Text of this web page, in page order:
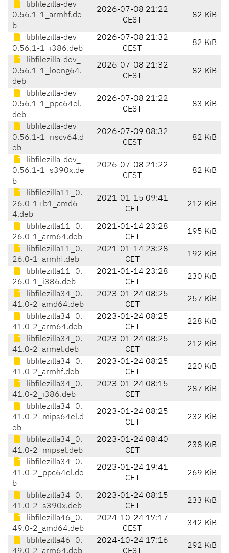
libfilezilla-dev_
0.56.1-1_armhf.de
b
2026-07-08 21:22
CEST
82 KiB
libfilezilla-dev_
0.56.1-1_i386.deb
2026-07-08 21:32
CEST
82 KiB
libfilezilla-dev_
0.56.1-1_loong64.
deb
2026-07-08 21:32
CEST
82 KiB
libfilezilla-dev_
0.56.1-1_ppc64el.
deb
2026-07-08 21:22
CEST
83 KiB
libfilezilla-dev_
0.56.1-1_riscv64.d
eb
2026-07-09 08:32
CEST
82 KiB
libfilezilla-dev_
0.56.1-1_s390x.de
b
2026-07-08 21:22
CEST
82 KiB
libfilezilla11_0.
26.0-1+b1_amd6
4.deb
2021-01-15 09:41
CET
212 KiB
libfilezilla11_0.
26.0-1_arm64.deb
2021-01-14 23:28
CET
195 KiB
libfilezilla11_0.
26.0-1_armhf.deb
2021-01-14 23:28
CET
192 KiB
libfilezilla11_0.
26.0-1_i386.deb
2021-01-14 23:28
CET
230 KiB
libfilezilla34_0.
41.0-2_amd64.deb
2023-01-24 08:25
CET
257 KiB
libfilezilla34_0.
41.0-2_arm64.deb
2023-01-24 08:25
CET
228 KiB
libfilezilla34_0.
41.0-2_armel.deb
2023-01-24 08:25
CET
212 KiB
libfilezilla34_0.
41.0-2_armhf.deb
2023-01-24 08:25
CET
220 KiB
libfilezilla34_0.
41.0-2_i386.deb
2023-01-24 08:15
CET
287 KiB
libfilezilla34_0.
41.0-2_mips64el.d
eb
2023-01-24 08:25
CET
232 KiB
libfilezilla34_0.
41.0-2_mipsel.deb
2023-01-24 08:40
CET
238 KiB
libfilezilla34_0.
41.0-2_ppc64el.de
b
2023-01-24 19:41
CET
269 KiB
libfilezilla34_0.
41.0-2_s390x.deb
2023-01-24 08:15
CET
233 KiB
libfilezilla46_0.
49.0-2_amd64.deb
2024-10-24 17:17
CEST
342 KiB
libfilezilla46_0.
2024-10-24 17:16
292 KiB